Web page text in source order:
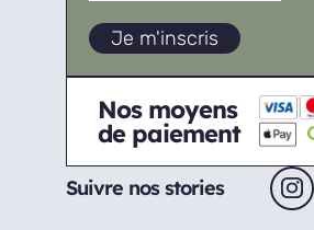
Nos moyens
de paiement
Suivre nos stories